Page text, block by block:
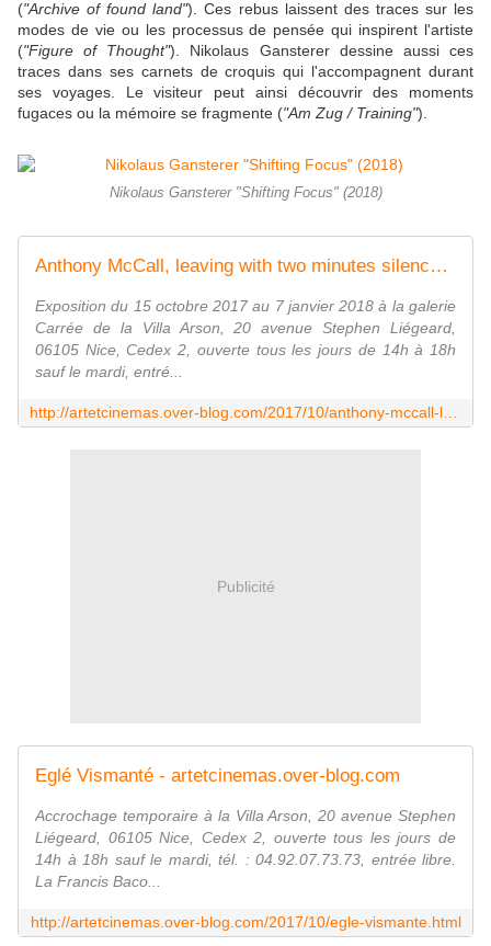
("Archive of found land"). Ces rebus laissent des traces sur les
modes de vie ou les processus de pensée qui inspirent l'artiste
("Figure of Thought"). Nikolaus Gansterer dessine aussi ces
traces dans ses carnets de croquis qui l'accompagnent durant
ses voyages. Le visiteur peut ainsi découvrir des moments
fugaces ou la mémoire se fragmente ("Am Zug / Training").
Nikolaus Gansterer "Shifting Focus" (2018)
Anthony McCall, leaving with two minutes silence - artetcinemas.over-blog.com
Exposition du 15 octobre 2017 au 7 janvier 2018 à la galerie
Carrée de la Villa Arson, 20 avenue Stephen Liégeard,
06105 Nice, Cedex 2, ouverte tous les jours de 14h à 18h
sauf le mardi, entré...
Publicité
Eglé Vismanté - artetcinemas.over-blog.com
Accrochage temporaire à la Villa Arson, 20 avenue Stephen
Liégeard, 06105 Nice, Cedex 2, ouverte tous les jours de
14h à 18h sauf le mardi, tél. : 04.92.07.73.73, entrée libre.
La Francis Baco...
http://artetcinemas.over-blog.com/2017/10/egle-vismante.html